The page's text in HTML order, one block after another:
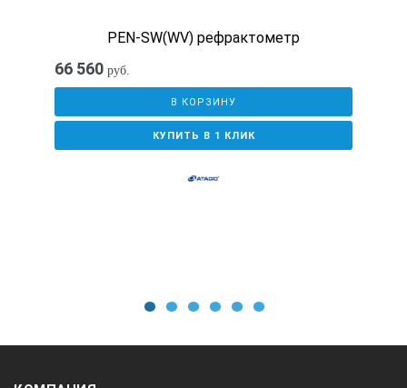
PEN-SW(WV) рефрактометр
66 560 руб.
В КОРЗИНУ
КУПИТЬ В 1 КЛИК